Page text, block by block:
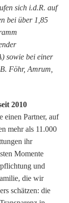
sich i.d.R. auf
bei über 1,85
sowie bei einer
Föhr, Amrum,
2010
einen Partner, auf
mehr als 11.000
ihr
Momente
und
die wir
schätzen: die